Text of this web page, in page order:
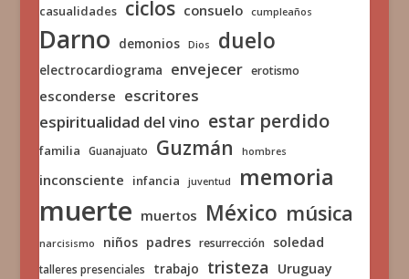
casualidades ciclos consuelo cumpleaños
Darno demonios Dios duelo
electrocardiograma envejecer erotismo
esconderse escritores
espiritualidad del vino estar perdido
familia Guanajuato Guzmán hombres
inconsciente infancia juventud memoria
muerte muertos México música
narcisismo niños padres resurrección soledad
talleres presenciales trabajo tristeza Uruguay